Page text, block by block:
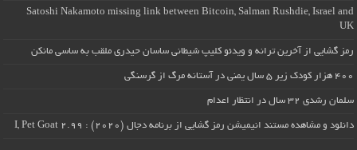
Satoshi Nakamoto missing link between Bitcoin, Salman Rushdie, Israel and
UK
رمز گشایی از آخرین ترانه و ویدئو کلیپ شیطانی ساسان حیدری ملقب به ساسی مانکن
۴۰۰ هزار کودک زیر ۵ سال یمنی در آستانه مرگ از گرسنگی
سلمان رشدی ۳۲ سال در انتظار اعدام
دانلود و مشاهده مستند انیمیشن رمز گشایی از برنامه دجال (۲۰۲۰) : I, Pet Goat 2.99